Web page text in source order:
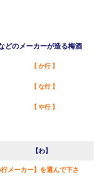
どのメーカーが造る梅酒
【 か行 】
【 な行 】
【 や行 】
【わ】
メーカー】を選んで下さ